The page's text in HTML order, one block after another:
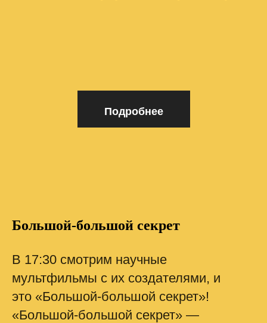
Подробнее
Большой-большой секрет
В 17:30 смотрим научные
мультфильмы с их создателями, и
это «Большой-большой секрет»!
«Большой-большой секрет» —